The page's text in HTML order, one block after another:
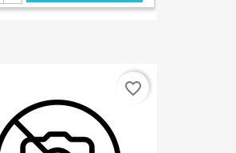
favorite_border